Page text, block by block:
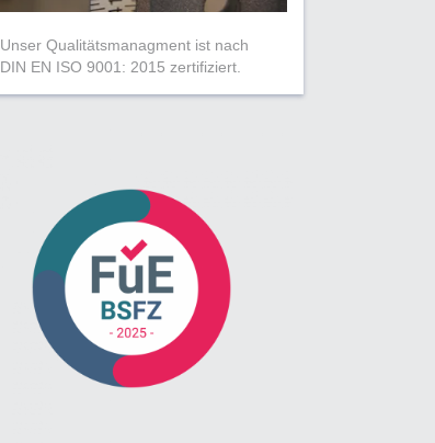
Unser Qualitätsmanagment ist nach
DIN EN ISO 9001: 2015 zertifiziert.